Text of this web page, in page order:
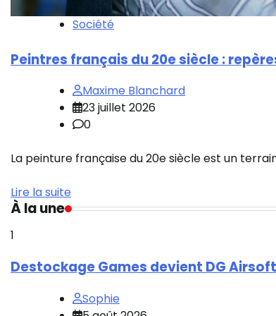
Société
Peintres français du 20e siècle :
Maxime Blanchard
23 juillet 2026
0
La peinture française du 20e siècle est un
Lire la suite
À la une
1
Destockage Games devient DG
Sophie